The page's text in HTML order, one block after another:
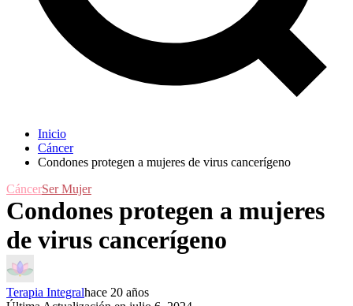
Inicio
Cáncer
Condones protegen a mujeres de virus cancerígeno
CáncerSer Mujer
Condones protegen a mujeres
de virus cancerígeno
Terapia Integralhace 20 años